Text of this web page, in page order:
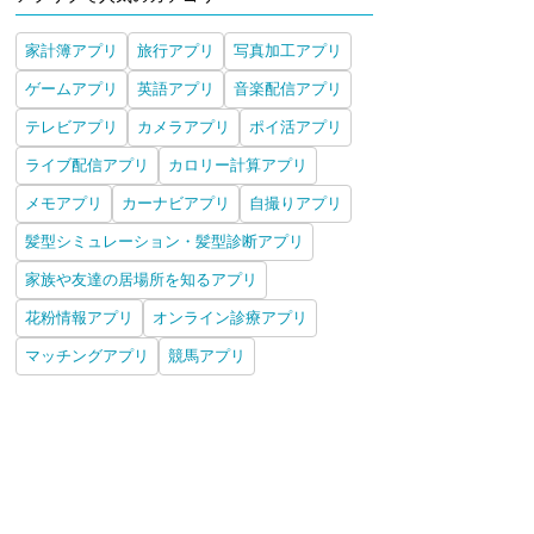
家計簿アプリ 旅行アプリ 写真加工アプリ
ゲームアプリ 英語アプリ 音楽配信アプリ
テレビアプリ カメラアプリ ポイ活アプリ
ライブ配信アプリ カロリー計算アプリ
メモアプリ カーナビアプリ 自撮りアプリ
髪型シミュレーション・髪型診断アプリ
家族や友達の居場所を知るアプリ
花粉情報アプリ オンライン診療アプリ
マッチングアプリ 競馬アプリ